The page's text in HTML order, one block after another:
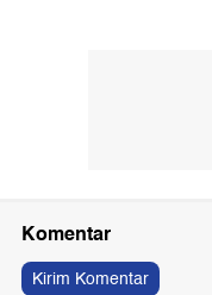
Komentar
Kirim Komentar